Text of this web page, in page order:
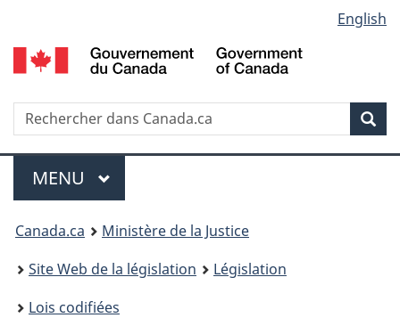
au
contenu
propos
de
la
HTML
simplifiée
selection
English
Recherche
Menu
MENU PRINCIPAL
You
are
here:
Canada.ca
Ministère de la Justice
Site Web de la législation
Législation
Lois codifiées